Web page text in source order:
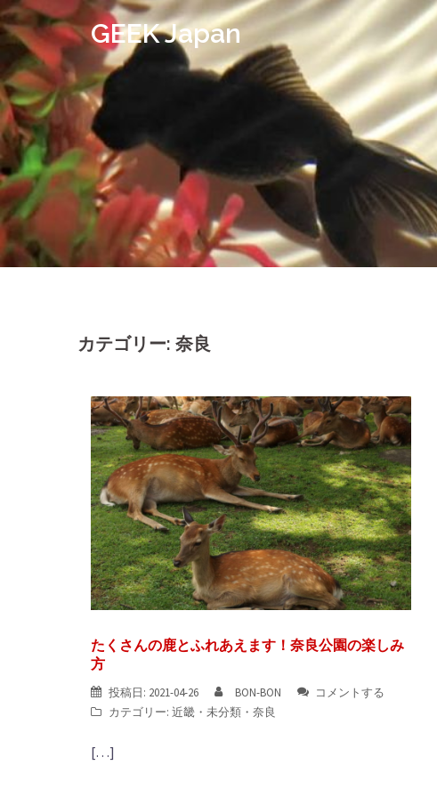
コ
ン
テ
ン
ツ
へ
ス
キ
ッ
プ
GEEK Japan
カテゴリー: 奈良
たくさんの鹿とふれあえます！奈良公園の楽しみ
方
投稿日: 2021-04-26 BON-BON
コメントする
カテゴリー: 近畿 ・ 未分類 ・ 奈良
[…]